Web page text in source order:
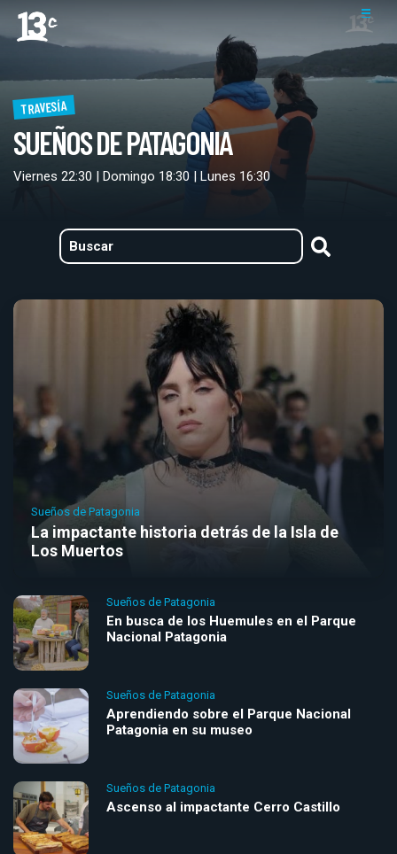
TRAVESÍA
SUEÑOS DE PATAGONIA
Viernes 22:30 | Domingo 18:30 | Lunes 16:30
Sueños de Patagonia
La impactante historia detrás de la Isla de
Los Muertos
Sueños de Patagonia
En busca de los Huemules en el Parque
Nacional Patagonia
Sueños de Patagonia
Aprendiendo sobre el Parque Nacional
Patagonia en su museo
Sueños de Patagonia
Ascenso al impactante Cerro Castillo